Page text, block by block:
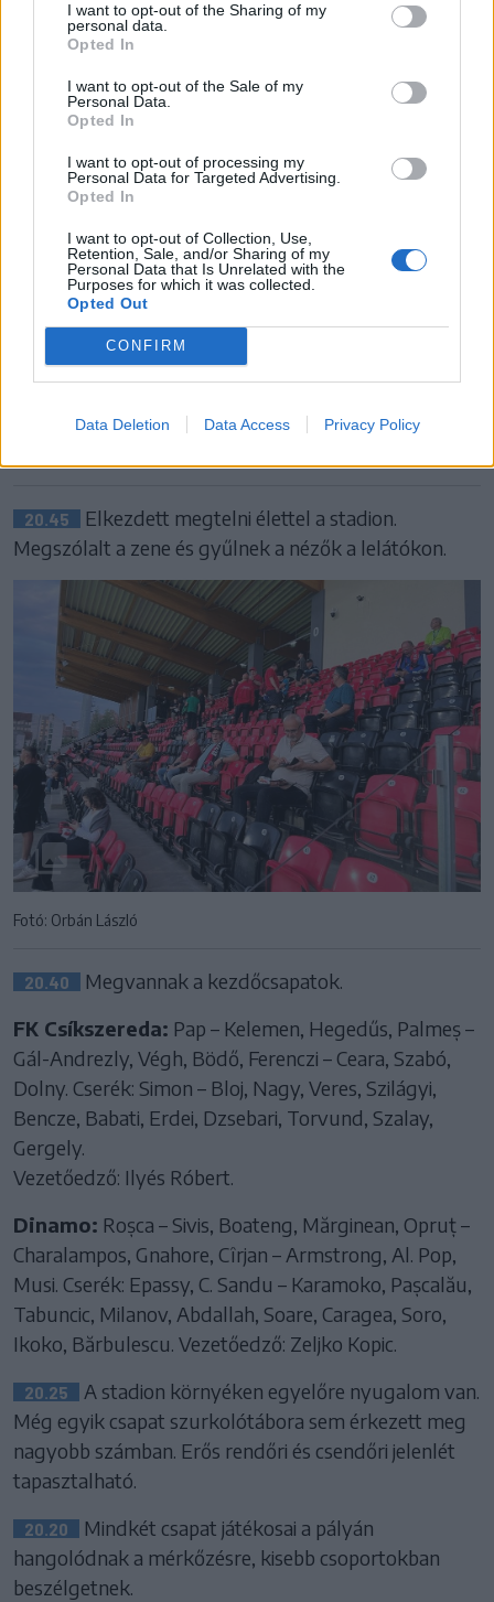
I want to opt-out of the Sharing of my
personal data.
Opted In
I want to opt-out of the Sale of my
Personal Data.
Opted In
I want to opt-out of processing my
Personal Data for Targeted Advertising.
Opted In
I want to opt-out of Collection, Use,
Retention, Sale, and/or Sharing of my
Personal Data that Is Unrelated with the
Purposes for which it was collected.
Opted Out
CONFIRM
Data Deletion Data Access Privacy Policy
szurkolói csoportja.
Zajlik a bemelegítés: az FK Csíkszereda teljes
kezdője a pályán.
20.45
Elkezdett megtelni élettel a stadion.
Megszólalt a zene és gyűlnek a nézők a lelátókon.
Fotó: Orbán László
20.40
Megvannak a kezdőcsapatok.
FK Csíkszereda: Pap – Kelemen, Hegedűs, Palmeș –
Gál-Andrezly, Végh, Bödő, Ferenczi – Ceara, Szabó,
Dolny. Cserék: Simon – Bloj, Nagy, Veres, Szilágyi,
Bencze, Babati, Erdei, Dzsebari, Torvund, Szalay,
Gergely.
Vezetőedző: Ilyés Róbert.
Dinamo: Roșca – Sivis, Boateng, Mărginean, Opruț –
Charalampos, Gnahore, Cîrjan – Armstrong, Al. Pop,
Musi. Cserék: Epassy, C. Sandu – Karamoko, Pașcalău,
Tabuncic, Milanov, Abdallah, Soare, Caragea, Soro,
Ikoko, Bărbulescu. Vezetőedző: Zeljko Kopic.
20.25
A stadion környéken egyelőre nyugalom van.
Még egyik csapat szurkolótábora sem érkezett meg
nagyobb számban. Erős rendőri és csendőri jelenlét
tapasztalható.
20.20
Mindkét csapat játékosai a pályán
hangolódnak a mérkőzésre, kisebb csoportokban
beszélgetnek.